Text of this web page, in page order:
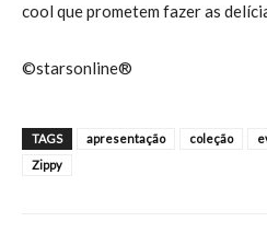
cool que prometem fazer as
©starsonline®
TAGS apresentação coleção
Zippy